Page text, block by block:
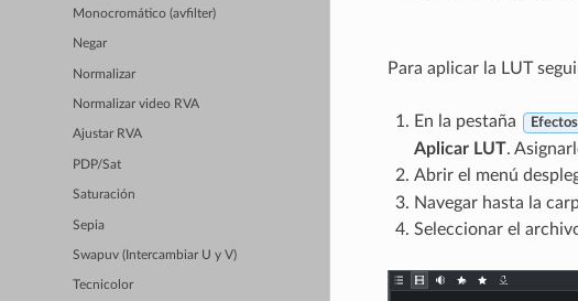
Monocromático (avfilter)
Negar
Normalizar
Normalizar video RVA
Ajustar RVA
PDP/Sat
Saturación
Sepia
Swapuv (Intercambiar U y V)
Tecnicolor
Para aplicar la LUT
En la pestaña Efectos
Aplicar LUT.
Abrir el menú
Navegar hasta la
Seleccionar el